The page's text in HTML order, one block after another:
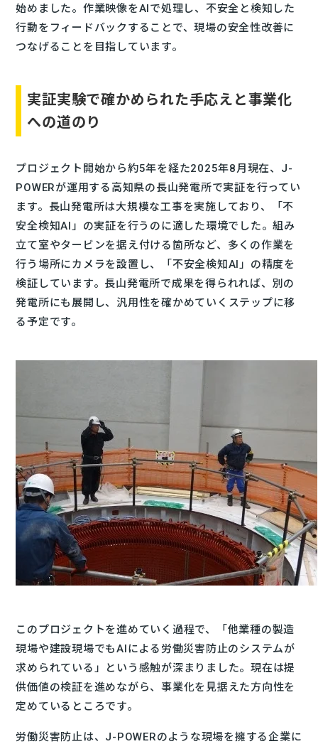
始めました。作業映像をAIで処理し、不安全と検知した
行動をフィードバックすることで、現場の安全性改善に
つなげることを目指しています。
実証実験で確かめられた手応えと事業化
への道のり
プロジェクト開始から約5年を経た2025年8月現在、J-
POWERが運用する高知県の長山発電所で実証を行ってい
ます。長山発電所は大規模な工事を実施しており、「不
安全検知AI」の実証を行うのに適した環境でした。組み
立て室やタービンを据え付ける箇所など、多くの作業を
行う場所にカメラを設置し、「不安全検知AI」の精度を
検証しています。長山発電所で成果を得られれば、別の
発電所にも展開し、汎用性を確かめていくステップに移
る予定です。
このプロジェクトを進めていく過程で、「他業種の製造
現場や建設現場でもAIによる労働災害防止のシステムが
求められている」という感触が深まりました。現在は提
供価値の検証を進めながら、事業化を見据えた方向性を
定めているところです。
労働災害防止は、J-POWERのような現場を擁する企業に